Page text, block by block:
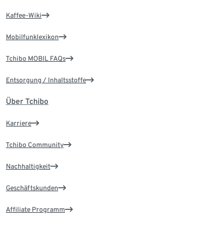
Kaffee-Wiki
Mobilfunklexikon
Tchibo MOBIL FAQs
Entsorgung / Inhaltsstoffe
Über Tchibo
Karriere
Tchibo Community
Nachhaltigkeit
Geschäftskunden
Affiliate Programm